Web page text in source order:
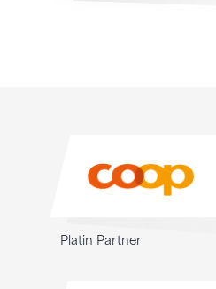
Platin Partner